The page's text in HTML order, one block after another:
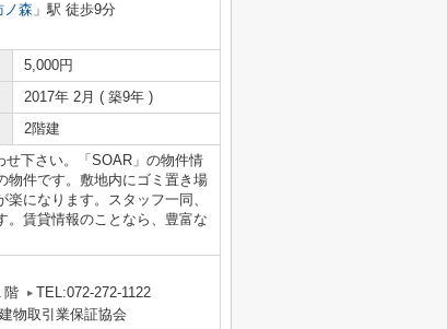
ノ森 」駅 徒歩9分
5,000円
2017年 2月 ( 築9年 )
2階建
せ下さい。「SOAR」の物件情
物件です。敷地内にゴミ置き場
になります。スタッフ一同、
。賃貸情報のことなら、豊富な
階
TEL:072-272-1122
物取引業保証協会